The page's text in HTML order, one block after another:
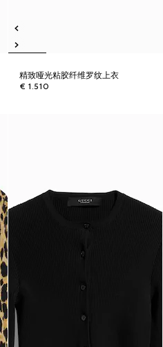
精致哑光粘胶纤维罗纹上衣
€ 1.510